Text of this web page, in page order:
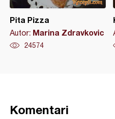
Pita Pizza
Autor: Marina Zdravkovic
24574
Komentari